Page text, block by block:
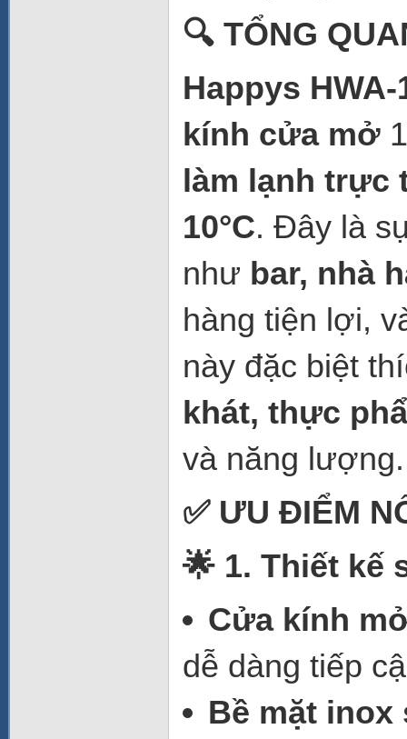
🔍 TỔNG
Happys HWA-
kính cửa mở
làm lạnh trực
10°C. Đây là
như bar, nhà
hàng tiện lợi,
này đặc biệt
khát, thực
và năng lượng.
✅ ƯU ĐIỂM
🌟 1. Thiết kế
Cửa kính
dễ dàng tiếp
Bề mặt inox